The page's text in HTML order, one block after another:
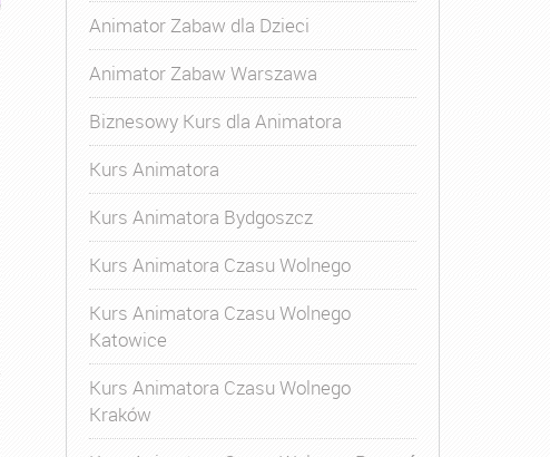
Kurs Animatora Czasu Wolnego,Kurs Animatora Czasu
Animator Zabaw dla Dzieci
Animator Zabaw Warszawa
Biznesowy Kurs dla Animatora
Kurs Animatora
Kurs Animatora Bydgoszcz
Kurs Animatora Czasu Wolnego
Kurs Animatora Czasu Wolnego
Katowice
Kurs Animatora Czasu Wolnego
Kraków